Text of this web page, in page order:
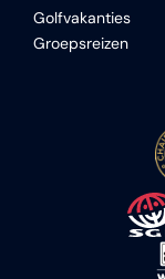
Golfvakanties
Groepsreizen